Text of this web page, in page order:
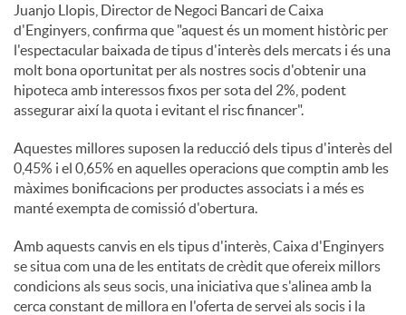
Juanjo Llopis, Director de Negoci Bancari de Caixa
d'Enginyers, confirma que "aquest és un moment històric per
l'espectacular baixada de tipus d'interès dels mercats i és una
molt bona oportunitat per als nostres socis d'obtenir una
hipoteca amb interessos fixos per sota del 2%, podent
assegurar així la quota i evitant el risc financer".
Aquestes millores suposen la reducció dels tipus d'interès del
0,45% i el 0,65% en aquelles operacions que comptin amb les
màximes bonificacions per productes associats i a més es
manté exempta de comissió d'obertura.
Amb aquests canvis en els tipus d'interès, Caixa d'Enginyers
se situa com una de les entitats de crèdit que ofereix millors
condicions als seus socis, una iniciativa que s'alinea amb la
cerca constant de millora en l'oferta de servei als socis i la